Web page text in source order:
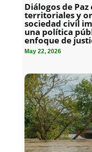
Diálogos de
territoriales y
sociedad civil
una política
enfoque de
May 22, 2026